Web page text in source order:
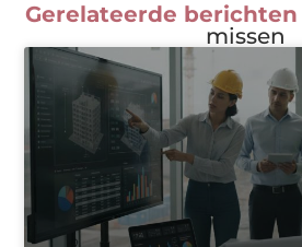
Gerelateerde berichten
missen